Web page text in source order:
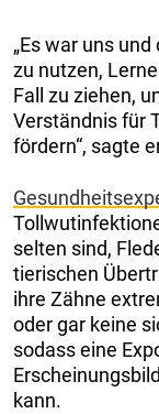
„Es war uns
zu nutzen,
Fall zu ziehen,
Verständnis für
fördern“, sagte
selten sind,
tierischen
ihre Zähne
oder gar keine
sodass eine
kann.